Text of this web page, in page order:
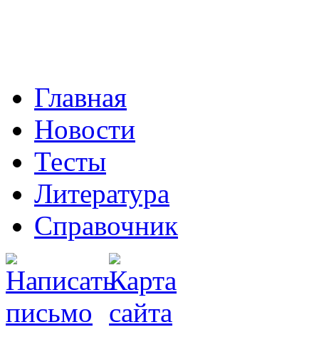
Главная
Новости
Тесты
Литература
Справочник